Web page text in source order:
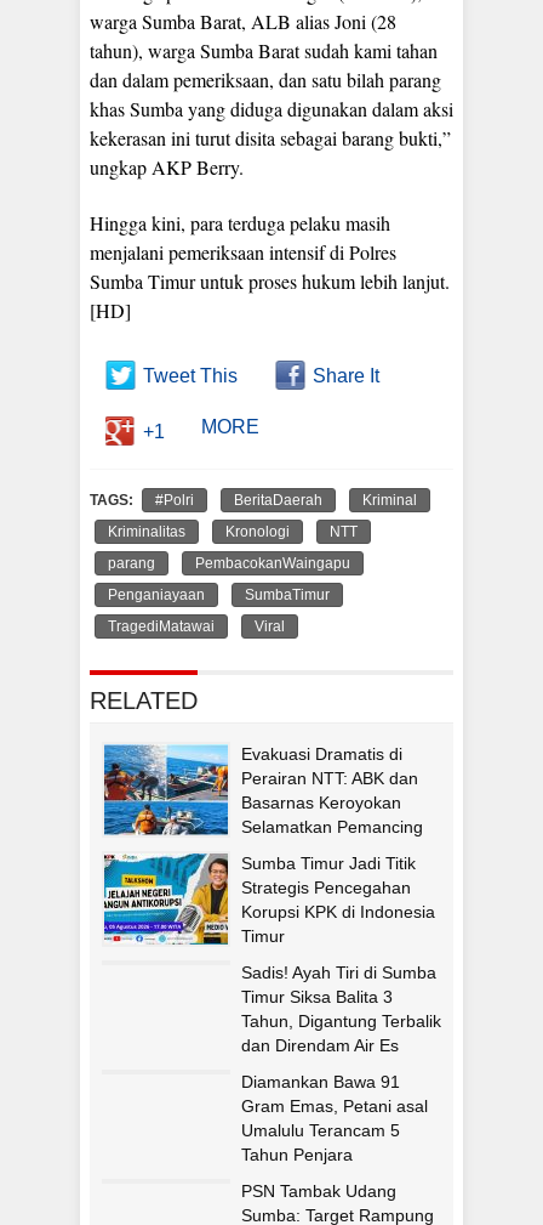
warga Sumba Barat, ALB alias Joni (28
tahun), warga Sumba Barat sudah kami tahan
dan dalam pemeriksaan, dan satu bilah parang
khas Sumba yang diduga digunakan dalam aksi
kekerasan ini turut disita sebagai barang bukti,”
ungkap AKP Berry.
Hingga kini, para terduga pelaku masih
menjalani pemeriksaan intensif di Polres
Sumba Timur untuk proses hukum lebih lanjut.
[HD]
Tweet This Share It
+1 MORE
TAGS: #Polri BeritaDaerah
Kriminal
Kriminalitas
Kronologi
NTT
parang
PembacokanWaingapu
Penganiayaan
SumbaTimur
TragediMatawai
Viral
RELATED
Evakuasi Dramatis di
Perairan NTT: ABK dan
Basarnas Keroyokan
Selamatkan Pemancing
Sumba Timur Jadi Titik
Strategis Pencegahan
Korupsi KPK di Indonesia
Timur
Sadis! Ayah Tiri di Sumba
Timur Siksa Balita 3
Tahun, Digantung Terbalik
dan Direndam Air Es
Diamankan Bawa 91
Gram Emas, Petani asal
Umalulu Terancam 5
Tahun Penjara
PSN Tambak Udang
Sumba: Target Rampung